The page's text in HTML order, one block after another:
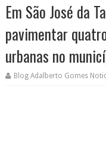
Em São José da
pavimentar
urbanas no
Blog Adalberto Gomes